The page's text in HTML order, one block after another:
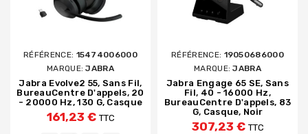
RÉFÉRENCE: 15474006000
MARQUE:JABRA
Jabra Evolve2 55, Sans Fil,
BureauCentre D'appels, 20
- 20000 Hz, 130 G, Casque
161,23 € TTC
RÉFÉRENCE: 19050686000
MARQUE:JABRA
Jabra Engage 65 SE, Sans
Fil, 40 - 16000 Hz,
BureauCentre D'appels, 83
G, Casque, Noir
307,23 € TTC